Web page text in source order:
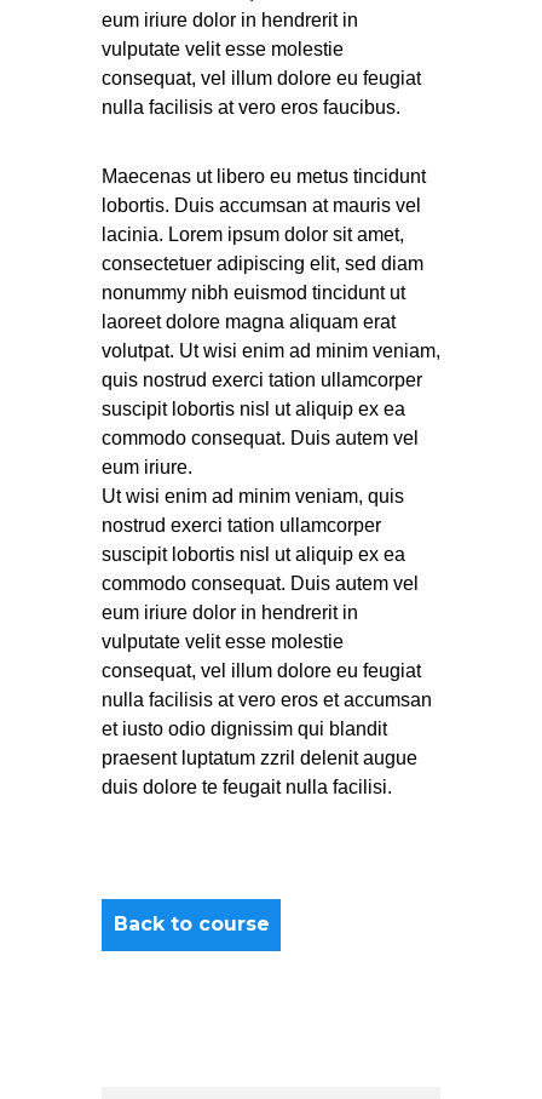
eum iriure dolor in hendrerit in
vulputate velit esse molestie
consequat, vel illum dolore eu feugiat
nulla facilisis at vero eros faucibus.
Maecenas ut libero eu metus tincidunt
lobortis. Duis accumsan at mauris vel
lacinia. Lorem ipsum dolor sit amet,
consectetuer adipiscing elit, sed diam
nonummy nibh euismod tincidunt ut
laoreet dolore magna aliquam erat
volutpat. Ut wisi enim ad minim veniam,
quis nostrud exerci tation ullamcorper
suscipit lobortis nisl ut aliquip ex ea
commodo consequat. Duis autem vel
eum iriure.
Ut wisi enim ad minim veniam, quis
nostrud exerci tation ullamcorper
suscipit lobortis nisl ut aliquip ex ea
commodo consequat. Duis autem vel
eum iriure dolor in hendrerit in
vulputate velit esse molestie
consequat, vel illum dolore eu feugiat
nulla facilisis at vero eros et accumsan
et iusto odio dignissim qui blandit
praesent luptatum zzril delenit augue
duis dolore te feugait nulla facilisi.
Back to course